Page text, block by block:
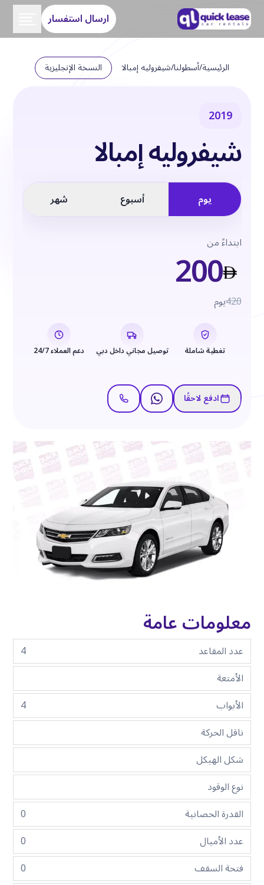
ارسال استفسار
الرئيسية/أسطولنا/شيفروليه إمبالا النسخة الإنجليزية
2019
شيفروليه إمبالا
يوم أسبوع شهر
ابتداءً من200420يوم
تغطية شاملة توصيل مجاني داخل دبي دعم العملاء 24/7
ادفع لاحقًا
معلومات عامة
عدد المقاعد
4
الأمتعة
الأبواب
4
ناقل الحركة
شكل الهيكل
نوع الوقود
القدرة الحصانية
0
عدد الأميال
0
فتحة السقف
0